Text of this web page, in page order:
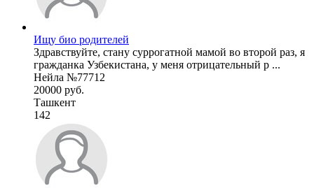
Ищу био родителей
Здравствуйте, стану суррогатной мамой во второй раз, я
гражданка Узбекистана, у меня отрицательный р ...
Нейла №77712
20000 руб.
Ташкент
142